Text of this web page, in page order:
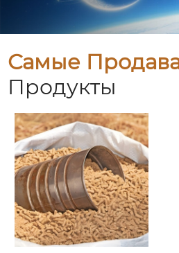
Самые
Продукты